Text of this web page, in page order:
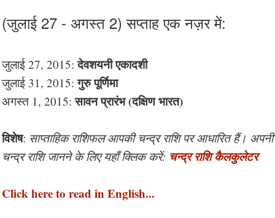
(जुलाई 27 - अगस्त 2) सप्ताह एक नज़र में:
जुलाई 27, 2015:देवशयनी एकादशी
जुलाई 31, 2015:गुरु पूर्णिमा
अगस्त 1, 2015:सावन प्रारंभ (दक्षिण भारत)
विशेष: साप्ताहिक राशिफल आपकी चन्द्र राशि पर आधारित हैं। अपनी
चन्द्र राशि जानने के लिए यहाँ क्लिक करें: चन्द्र राशि कैलकुलेटर
Click here to read in English...